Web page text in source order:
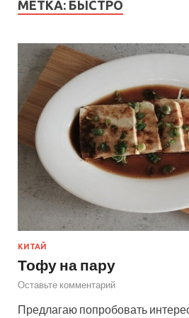
МЕТКА: БЫСТРО
КИТАЙ
Тофу на пару
Оставьте комментарий
Предлагаю попробовать